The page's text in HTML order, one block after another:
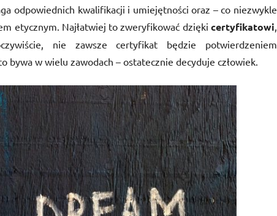
odpowiednich kwalifikacji i umiejętności oraz – co niezwykle
etycznym. Najłatwiej to zweryfikować dzięki certyfikatowi,
nie zawsze certyfikat będzie potwierdzeniem
bywa w wielu zawodach – ostatecznie decyduje człowiek.